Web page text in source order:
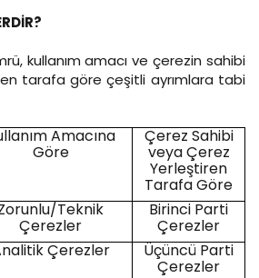
kullanım amacı ve çerezin sahibi
tarafa göre çeşitli ayrımlara tabi
Amacına
Göre
Çerez Sahibi
veya Çerez
Yerleştiren
Tarafa Göre
Teknik
Çerezler
Birinci Parti
Çerezler
Çerezler Üçüncü Parti
Çerezler